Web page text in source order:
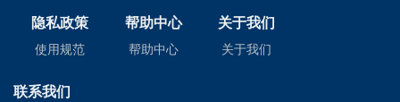
隐私政策
使用规范
帮助中心
帮助中心
关于我们
关于我们
联系我们